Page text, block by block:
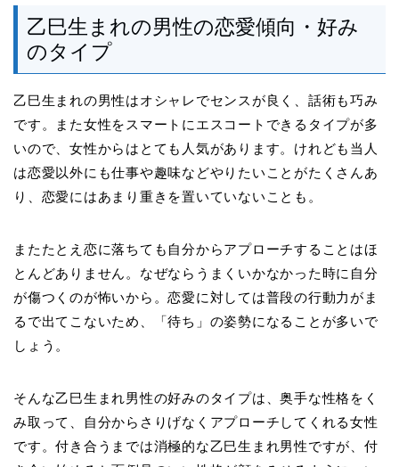
乙巳生まれの男性の恋愛傾向・好み
のタイプ
乙巳生まれの男性はオシャレでセンスが良く、話術も巧み
です。また女性をスマートにエスコートできるタイプが多
いので、女性からはとても人気があります。けれども当人
は恋愛以外にも仕事や趣味などやりたいことがたくさんあ
り、恋愛にはあまり重きを置いていないことも。
またたとえ恋に落ちても自分からアプローチすることはほ
とんどありません。なぜならうまくいかなかった時に自分
が傷つくのが怖いから。恋愛に対しては普段の行動力がま
るで出てこないため、「待ち」の姿勢になることが多いで
しょう。
そんな乙巳生まれ男性の好みのタイプは、奥手な性格をく
み取って、自分からさりげなくアプローチしてくれる女性
です。付き合うまでは消極的な乙巳生まれ男性ですが、付